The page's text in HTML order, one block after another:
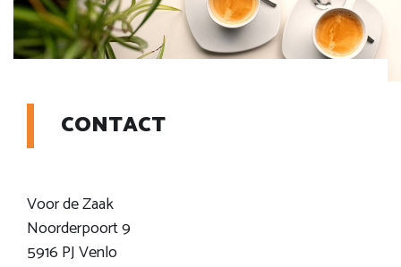
CONTACT
Voor de Zaak
Noorderpoort 9
5916 PJ Venlo